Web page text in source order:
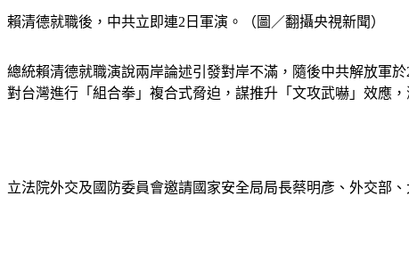
賴清德就職後，中共立即連2日軍演。（圖／翻攝央視新聞）
總統賴清德就職演說兩岸論述引發對岸不滿，隨後中共解放軍
對台灣進行「組合拳」複合式脅迫，謀推升「文攻武嚇」效應
立法院外交及國防委員會邀請國家安全局局長蔡明彥、外交部